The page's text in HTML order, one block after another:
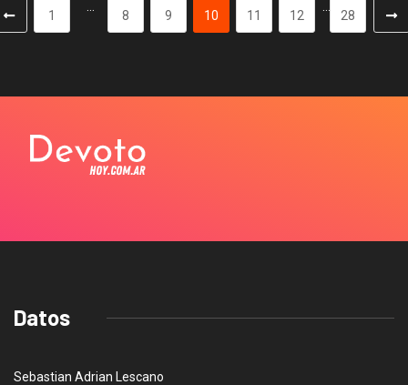
1 8 9 10 11 12 28
Datos
Sebastian Adrian Lescano